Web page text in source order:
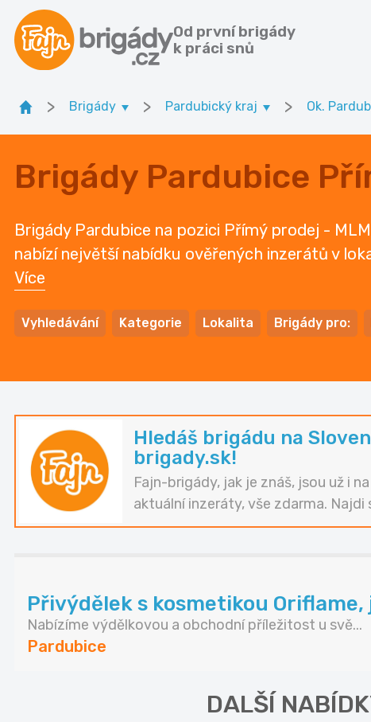
Od první brigády
k práci snů
> Brigády > Pardubický kraj > Ok.
Brigády Pardubice
Brigády Pardubice na pozici Přímý prodej -
nabízí největší nabídku ověřených inzerátů v
Více
Vyhledávání Kategorie Lokalita Brigády pro:
Hledáš brigádu na
brigady.sk!
Fajn-brigády, jak je znáš, jsou už i
aktuální inzeráty, vše zdarma. Najdi
Přivýdělek s kosmetikou Oriflame,
Nabízíme výdělkovou a obchodní příležitost u svě...
Pardubice
DALŠÍ